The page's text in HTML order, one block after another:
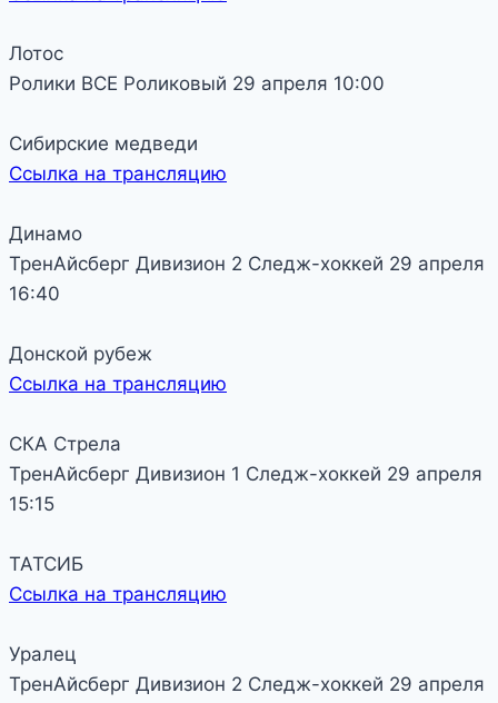
Лотос
Ролики ВСЕ Роликовый 29 апреля 10:00
Сибирские медведи
Ссылка на трансляцию
Динамо
ТренАйсберг Дивизион 2 Следж-хоккей 29 апреля
16:40
Донской рубеж
Ссылка на трансляцию
СКА Стрела
ТренАйсберг Дивизион 1 Следж-хоккей 29 апреля
15:15
ТАТСИБ
Ссылка на трансляцию
Уралец
ТренАйсберг Дивизион 2 Следж-хоккей 29 апреля